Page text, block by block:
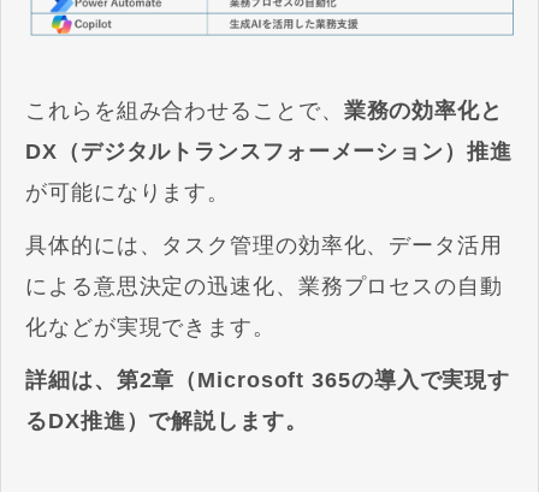
これらを組み合わせることで、 業務の効率化と
DX（デジタルトランスフォーメーション）推進
が可能になります。
具体的には、タスク管理の効率化、データ活用
による意思決定の迅速化、業務プロセスの自動
化などが実現できます。
詳細は、第2章（Microsoft 365の導入で実現す
るDX推進）で解説します。